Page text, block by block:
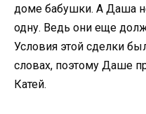
доме бабушки. А Даша
одну. Ведь они еще
Условия этой сделки
словах, поэтому Даше
Катей.